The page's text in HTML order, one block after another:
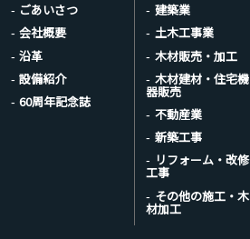
ごあいさつ
会社概要
沿革
設備紹介
60周年記念誌
建築業
土木工事業
木材販売・加工
木材建材・住宅機
器販売
不動産業
新築工事
リフォーム・改修
工事
その他の施工・木
材加工